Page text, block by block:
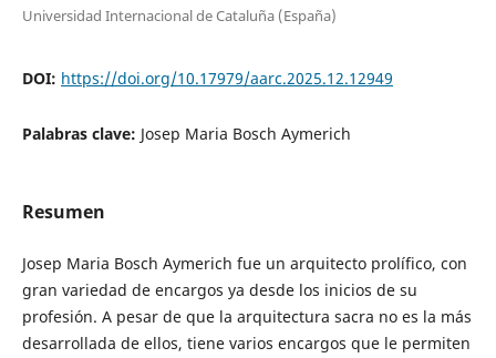
Universidad Internacional de Cataluña (España)
DOI: https://doi.org/10.17979/aarc.2025.12.12949
Palabras clave: Josep Maria Bosch Aymerich
Resumen
Josep Maria Bosch Aymerich fue un arquitecto prolífico, con
gran variedad de encargos ya desde los inicios de su
profesión. A pesar de que la arquitectura sacra no es la más
desarrollada de ellos, tiene varios encargos que le permiten